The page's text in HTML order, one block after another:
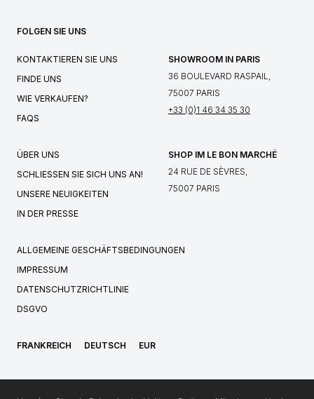
FOLGEN SIE UNS
KONTAKTIEREN SIE UNS
FINDE UNS
WIE VERKAUFEN?
FAQS
SHOWROOM IN PARIS
36 BOULEVARD RASPAIL,
75007 PARIS
+33 (0)1 46 34 35 30
ÜBER UNS
SCHLIESSEN SIE SICH UNS AN!
UNSERE NEUIGKEITEN
IN DER PRESSE
SHOP IM LE BON MARCHÉ
24 RUE DE SÈVRES,
75007 PARIS
ALLGEMEINE GESCHÄFTSBEDINGUNGEN
IMPRESSUM
DATENSCHUTZRICHTLINIE
DSGVO
FRANKREICH DEUTSCH EUR